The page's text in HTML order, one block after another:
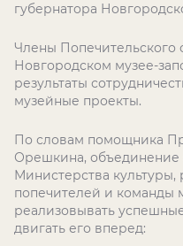
губернатора
Члены Попечительского
Новгородском музее-
результаты
музейные проекты.
По словам помощника
Орешкина, объединение
Министерства культуры,
попечителей и команды
реализовывать
двигать его вперед: